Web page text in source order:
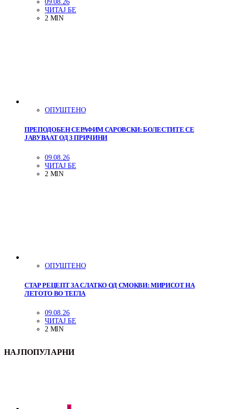
09.08.26
ЧИТАЈ БЕ
2 MIN
ОПУШТЕНО
ПРЕПОДОБЕН СЕРАФИМ САРОВСКИ: БОЛЕСТИТЕ СЕ
ЈАВУВААТ ОД 3 ПРИЧИНИ
09.08.26
ЧИТАЈ БЕ
2 MIN
ОПУШТЕНО
СТАР РЕЦЕПТ ЗА СЛАТКО ОД СМОКВИ: МИРИСОТ НА
ЛЕТОТО ВО ТЕГЛА
09.08.26
ЧИТАЈ БЕ
2 MIN
НАЈПОПУЛАРНИ